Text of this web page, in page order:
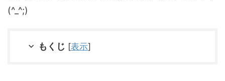
(^_^;)
もくじ [表示]